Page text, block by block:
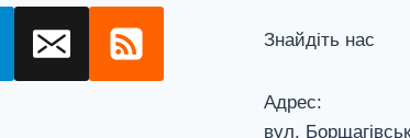
Знайдіть нас
Адрес:
вул.